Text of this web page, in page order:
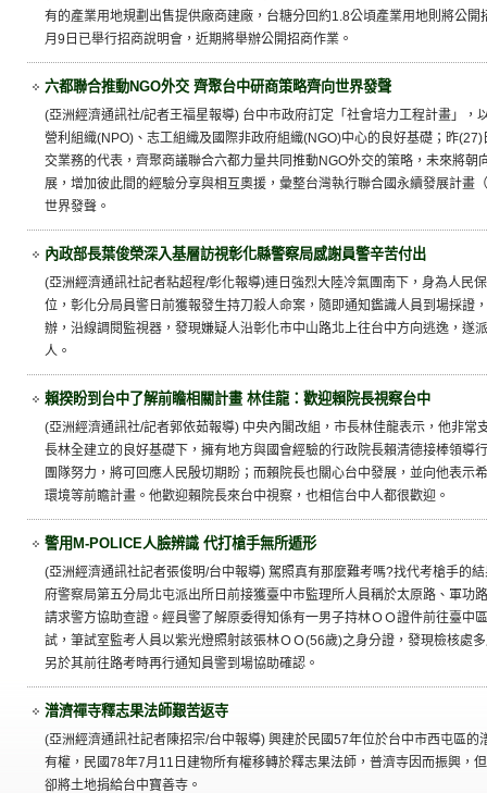
有的產業用地規劃出售提供廠商建廠，台糖分回約1.8公頃產業用地則將公
月9日已舉行招商說明會，近期將舉辦公開招商作業。
六都聯合推動NGO外交 齊聚台中研商策略齊向世界發聲
(亞洲經濟通訊社/記者王福星報導) 台中市政府訂定「社會培力工程計畫」，
營利組織(NPO)、志工組織及國際非政府組織(NGO)中心的良好基礎；昨
交業務的代表，齊聚商議聯合六都力量共同推動NGO外交的策略，未來將朝
展，增加彼此間的經驗分享與相互奧援，彙整台灣執行聯合國永續發展計畫
世界發聲。
內政部長葉俊榮深入基層訪視彰化縣警察局感謝員警辛苦付出
(亞洲經濟通訊社記者粘超程/彰化報導)連日強烈大陸冷氣團南下，身為人民
位，彰化分局員警日前獲報發生持刀殺人命案，隨即通知鑑識人員到場採證
辦，沿線調閱監視器，發現嫌疑人沿彰化市中山路北上往台中方向逃逸，遂
人。
賴揆盼到台中了解前瞻相關計畫 林佳龍：歡迎賴院長視察台中
(亞洲經濟通訊社/記者郭依茹報導) 中央內閣改組，市長林佳龍表示，他非常
長林全建立的良好基礎下，擁有地方與國會經驗的行政院長賴清德接棒領導
團隊努力，將可回應人民殷切期盼；而賴院長也關心台中發展，並向他表示
環境等前瞻計畫。他歡迎賴院長來台中視察，也相信台中人都很歡迎。
警用M-POLICE人臉辨識 代打槍手無所遁形
(亞洲經濟通訊社記者張俊明/台中報導) 駕照真有那麼難考嗎?找代考槍手的
府警察局第五分局北屯派出所日前接獲臺中市監理所人員稱於太原路、軍功
請求警方協助查證。經員警了解原委得知係有一男子持林ＯＯ證件前往臺中
試，筆試室監考人員以紫光燈照射該張林ＯＯ(56歲)之身分證，發現檢核處
另於其前往路考時再行通知員警到場協助確認。
潽濟禪寺釋志果法師艱苦返寺
(亞洲經濟通訊社記者陳招宗/台中報導) 興建於民國57年位於台中市西屯區的
有權，民國78年7月11日建物所有權移轉於釋志果法師，普濟寺因而振興，
卻將土地捐給台中寶善寺。